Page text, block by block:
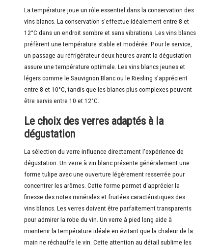
La température joue un rôle essentiel dans la conservation des
vins blancs. La conservation s'effectue idéalement entre 8 et
12°C dans un endroit sombre et sans vibrations. Les vins blancs
préfèrent une température stable et modérée. Pour le service,
un passage au réfrigérateur deux heures avant la dégustation
assure une température optimale. Les vins blancs jeunes et
légers comme le Sauvignon Blanc ou le Riesling s'apprécient
entre 8 et 10°C, tandis que les blancs plus complexes peuvent
être servis entre 10 et 12°C.
Le choix des verres adaptés à la
dégustation
La sélection du verre influence directement l'expérience de
dégustation. Un verre à vin blanc présente généralement une
forme tulipe avec une ouverture légèrement resserrée pour
concentrer les arômes. Cette forme permet d'apprécier la
finesse des notes minérales et fruitées caractéristiques des
vins blancs. Les verres doivent être parfaitement transparents
pour admirer la robe du vin. Un verre à pied long aide à
maintenir la température idéale en évitant que la chaleur de la
main ne réchauffe le vin. Cette attention au détail sublime les